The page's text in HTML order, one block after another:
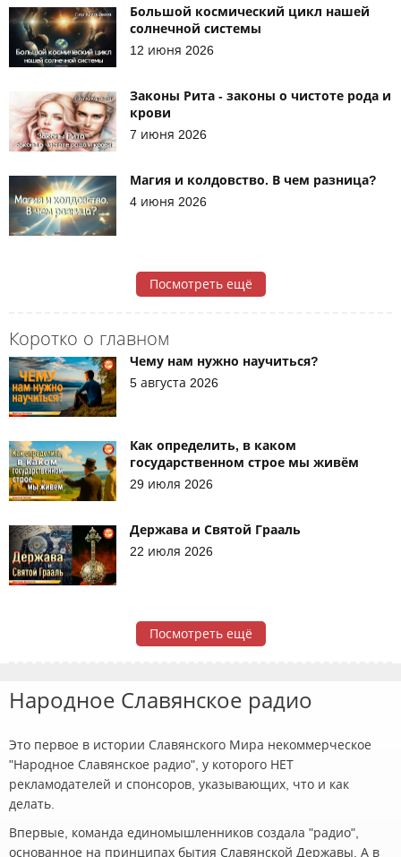
Коротко о главном
Чему нам нужно научиться?
5 августа 2026
Как определить, в каком
государственном строе мы живём
29 июля 2026
Держава и Святой Грааль
22 июля 2026
Посмотреть ещё
Большой космический цикл нашей
солнечной системы
12 июня 2026
Законы Рита - законы о чистоте рода и
крови
7 июня 2026
Магия и колдовство. В чем разница?
4 июня 2026
Посмотреть ещё
Народное Славянское радио
Это первое в истории Славянского Мира некоммерческое
"Народное Славянское радио", у которого НЕТ
рекламодателей и спонсоров, указывающих, что и как
делать.
Впервые, команда единомышленников создала "радио",
основанное на принципах бытия Славянской Державы. А в